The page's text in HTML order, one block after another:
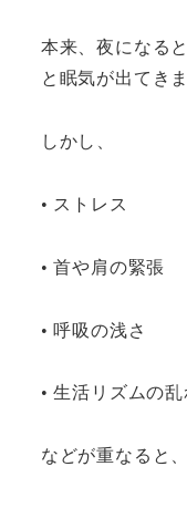
本来、夜になる
と眠気が出てきま
しかし、
• ストレス
• 首や肩の緊張
• 呼吸の浅さ
• 生活リズムの乱
などが重なると